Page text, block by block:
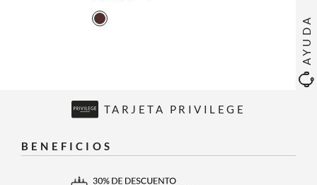
AYUDA
TARJETA PRIVILEGE
BENEFICIOS